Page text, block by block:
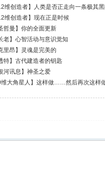
维创造者】人类是否正走向一条极其
维创造者】现在正是时候
哲曼】你的全面更新
老】心智活动与意识觉知
里昂】灵魂是完美的
特】古代建造者的钥匙
河讯息】神圣之爱
9维大角星人】这样做……然后再次这样